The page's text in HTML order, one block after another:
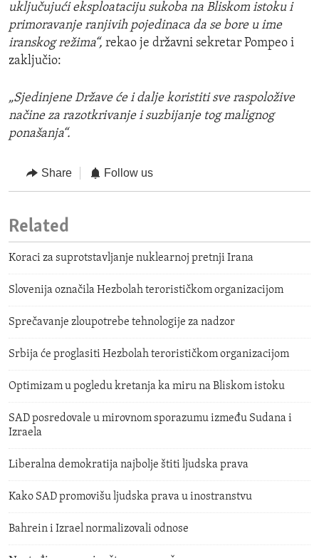
uključujući eksploataciju sukoba na Bliskom istoku i
primoravanje ranjivih pojedinaca da se bore u ime
iranskog režima“, rekao je državni sekretar Pompeo i
zaključio:
„Sjedinjene Države će i dalje koristiti sve raspoložive
načine za razotkrivanje i suzbijanje tog malignog
ponašanja“.
Share Follow us
Related
Koraci za suprotstavljanje nuklearnoj pretnji Irana
Slovenija označila Hezbolah terorističkom organizacijom
Sprečavanje zloupotrebe tehnologije za nadzor
Srbija će proglasiti Hezbolah terorističkom organizacijom
Optimizam u pogledu kretanja ka miru na Bliskom istoku
SAD posredovale u mirovnom sporazumu između Sudana i
Izraela
Liberalna demokratija najbolje štiti ljudska prava
Kako SAD promovišu ljudska prava u inostranstvu
Bahrein i Izrael normalizovali odnose